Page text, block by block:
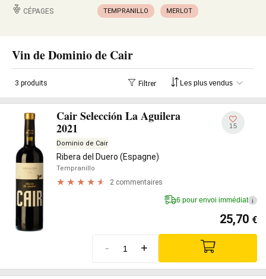
CÉPAGES TEMPRANILLO MERLOT
Vin de Dominio de Cair
3 produits Filtrer
Cair Selección La Aguilera
2021
Dominio de Cair
Ribera del Duero (Espagne)
Tempranillo
2 commentaires
15
6 pour envoi immédiat i
25,70 €
- +